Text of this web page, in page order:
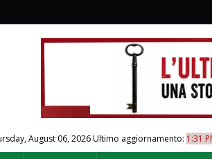
August 06, 2026Ultimo aggiornamento: 1:31